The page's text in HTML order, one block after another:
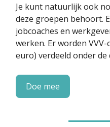
Je kunt natuurlijk ook
deze groepen behoort.
jobcoaches en
werken. Er worden
euro) verdeeld onder de
Doe mee